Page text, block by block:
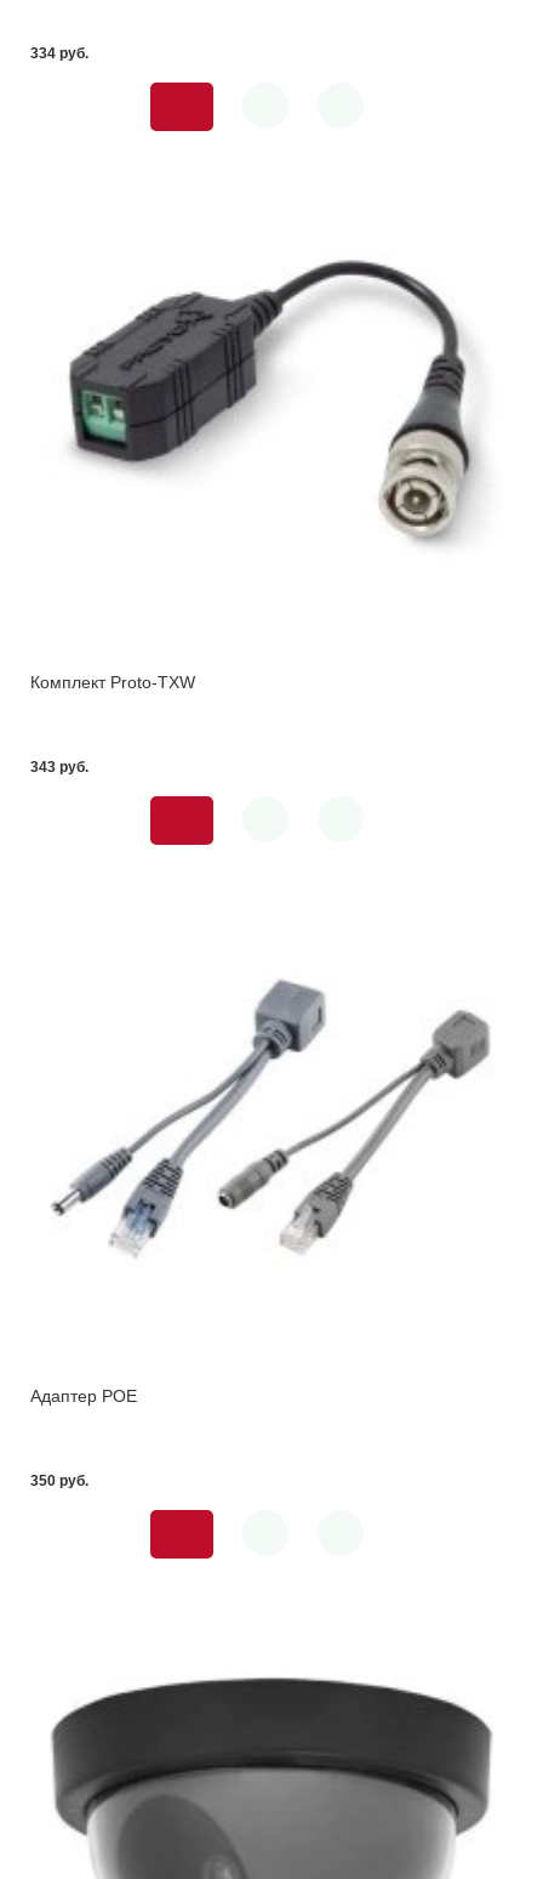
334 pуб.
Комплект Proto-TXW
343 pуб.
Адаптер POE
350 pуб.